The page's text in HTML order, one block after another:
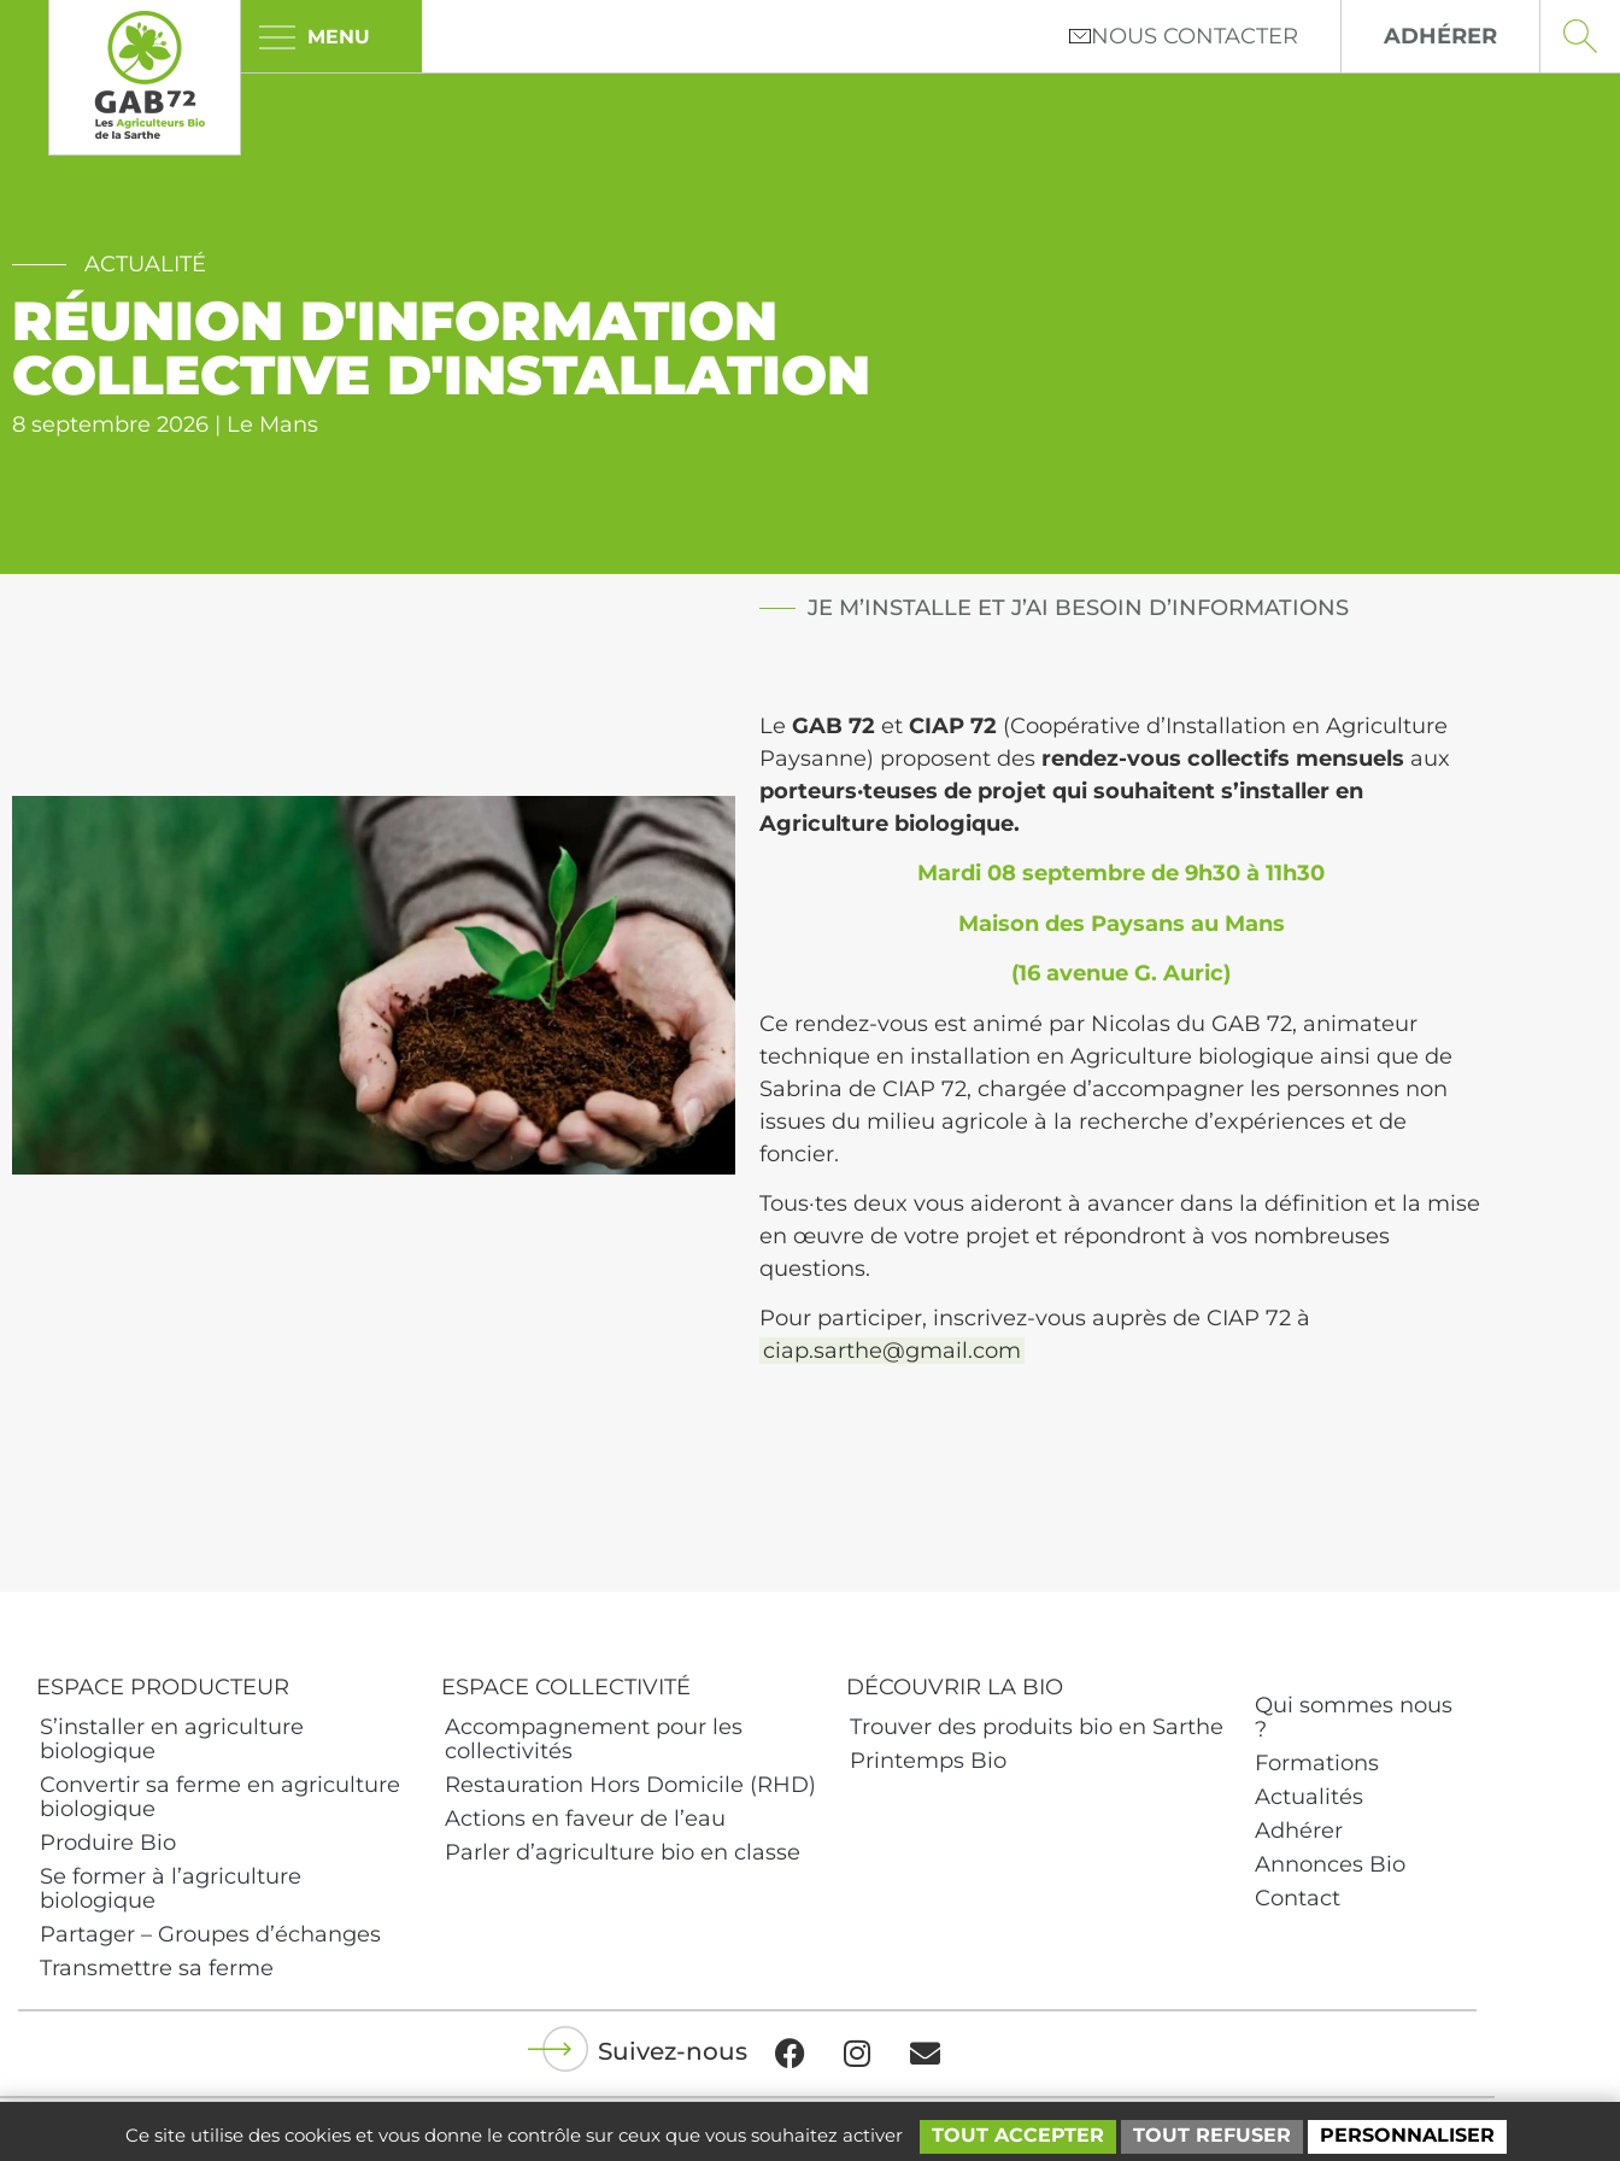
NOUS CONTACTER ADHÉRER
ACTUALITÉ
RÉUNION D'INFORMATION
COLLECTIVE D'INSTALLATION
8 septembre 2026 | Le Mans
JE M’INSTALLE ET J’AI BESOIN D’INFORMATIONS
Le GAB 72 et CIAP 72 (Coopérative d’Installation en Agriculture
Paysanne) proposent des rendez-vous collectifs mensuels aux
porteurs·teuses de projet qui souhaitent s’installer en
Agriculture biologique.
Mardi 08 septembre de 9h30 à 11h30
Maison des Paysans au Mans
(16 avenue G. Auric)
Ce rendez-vous est animé par Nicolas du GAB 72, animateur
technique en installation en Agriculture biologique ainsi que de
Sabrina de CIAP 72, chargée d’accompagner les personnes non
issues du milieu agricole à la recherche d’expériences et de
foncier.
Tous·tes deux vous aideront à avancer dans la définition et la mise
en œuvre de votre projet et répondront à vos nombreuses
questions.
Pour participer, inscrivez-vous auprès de CIAP 72 à
ciap.sarthe@gmail.com
ESPACE PRODUCTEUR
S’installer en agriculture
biologique
Convertir sa ferme en agriculture
biologique
Produire Bio
Se former à l’agriculture
biologique
Partager – Groupes d’échanges
Transmettre sa ferme
ESPACE COLLECTIVITÉ
Accompagnement pour les
collectivités
Restauration Hors Domicile (RHD)
Actions en faveur de l’eau
Parler d’agriculture bio en classe
DÉCOUVRIR LA BIO
Trouver des produits bio en Sarthe
Printemps Bio
Qui sommes nous
?
Formations
Actualités
Adhérer
Annonces Bio
Contact
Suivez-nous
Politique de confidentialité Mentions légales
Panneau de gestion des cookies
Ce site utilise des cookies et vous donne le contrôle sur ceux que vous souhaitez activer TOUT ACCEPTER TOUT REFUSER PERSONNALISER